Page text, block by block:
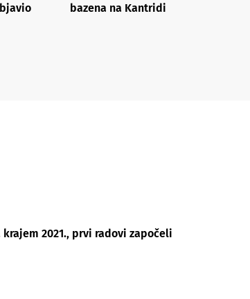
bazena na Kantridi
2021., prvi radovi započeli